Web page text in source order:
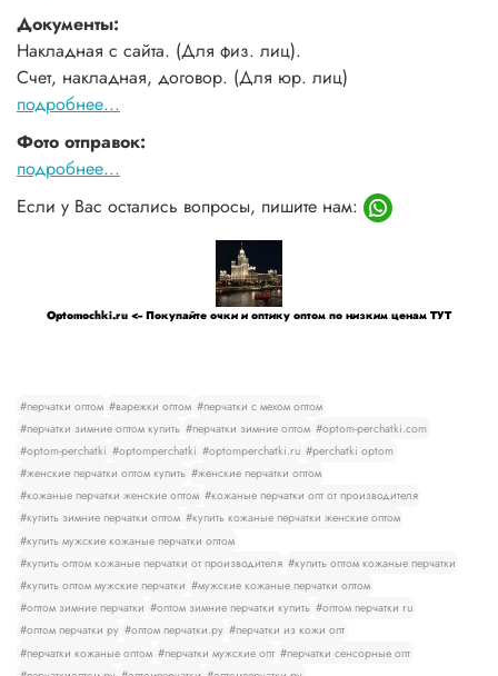
Документы:
Накладная с сайта. (Для физ. лиц).
Счет, накладная, договор. (Для юр. лиц)
подробнее...
Фото отправок:
подробнее...
Если у Вас остались вопросы, пишите нам:
Optomochki.ru <-- Покупайте очки и оптику оптом по низким ценам ТУТ
#перчатки оптом #варежки оптом #перчатки с мехом оптом
#перчатки зимние оптом купить #перчатки зимние оптом #optom-perchatki.com
#optom-perchatki #optomperchatki #optomperchatki.ru #perchatki optom
#женские перчатки оптом купить #женские перчатки оптом
#кожаные перчатки женские оптом #кожаные перчатки опт от производителя
#купить зимние перчатки оптом #купить кожаные перчатки женские оптом
#купить мужские кожаные перчатки оптом
#купить оптом кожаные перчатки от производителя #купить оптом кожаные перчатки
#купить оптом мужские перчатки #мужские кожаные перчатки оптом
#оптом зимние перчатки #оптом зимние перчатки купить #оптом перчатки ru
#оптом перчатки ру #оптом перчатки.ру #перчатки из кожи опт
#перчатки кожаные оптом #перчатки мужские опт #перчатки сенсорные опт